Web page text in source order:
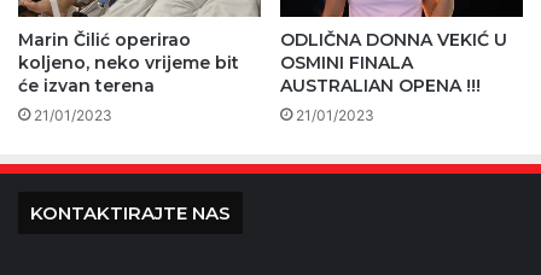
Marin Čilić operirao
koljeno, neko vrijeme bit
će izvan terena
21/01/2023
ODLIČNA DONNA VEKIĆ U
OSMINI FINALA
AUSTRALIAN OPENA !!!
21/01/2023
KONTAKTIRAJTE NAS